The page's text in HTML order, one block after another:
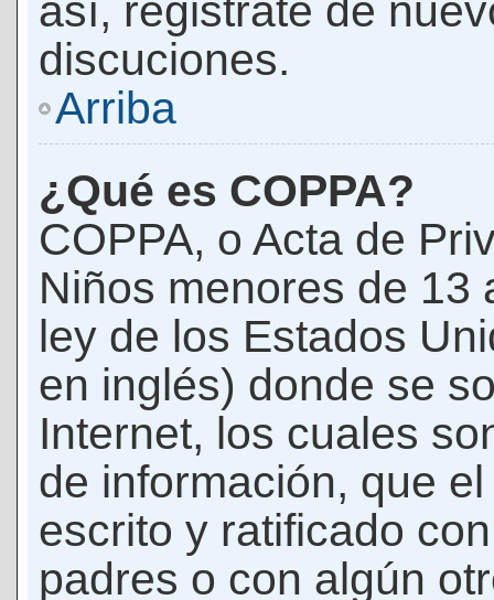
así, registrate de
discuciones.
Arriba
¿Qué es COPPA?
COPPA, o Acta de
Niños menores de 13
ley de los Estados
en inglés) donde se
Internet, los cuales
de información, que
escrito y ratificado
padres o con algún